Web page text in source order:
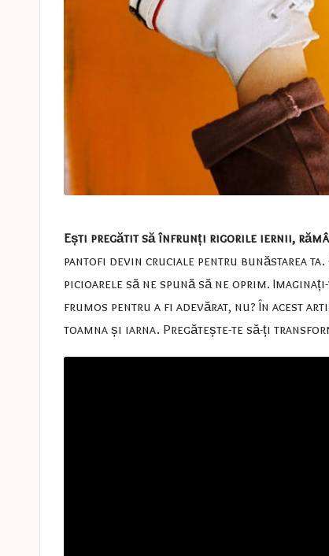
Ești pregătit să înfrunți rigorile iernii,
pantofi devin cruciale pentru bunăstarea
picioarele să ne spună să ne oprim.
frumos pentru a fi adevărat, nu? În acest
toamna și iarna. Pregătește-te să-ți